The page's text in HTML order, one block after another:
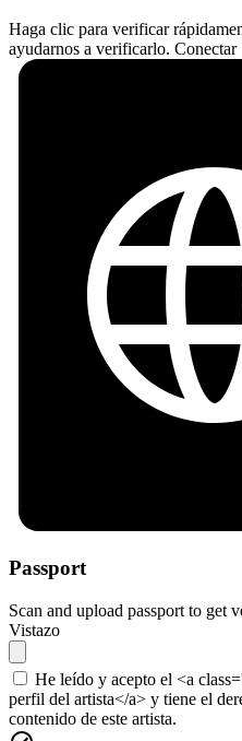
Haga clic para verificar
ayudarnos a verificarlo. Conectar
Passport
Scan and upload passport to get
Vistazo
He leído y acepto el <a
perfil del artista</a> y tiene el
contenido de este artista.